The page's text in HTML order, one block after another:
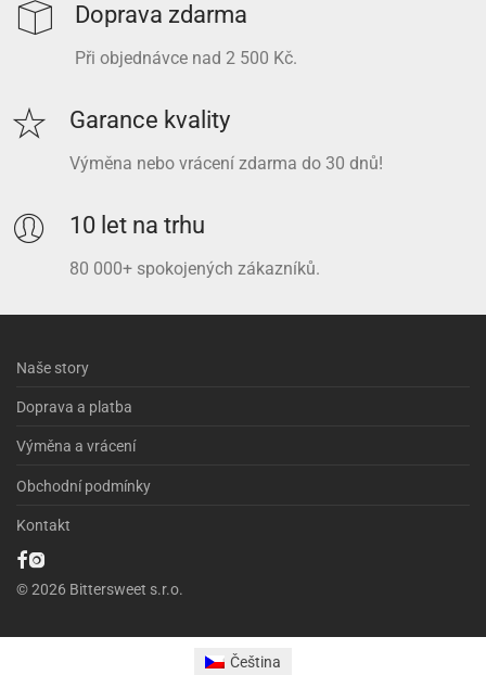
Doprava zdarma
Při objednávce nad 2 500 Kč.
Garance kvality
Výměna nebo vrácení zdarma do 30 dnů!
10 let na trhu
80 000+ spokojených zákazníků.
Naše story
Doprava a platba
Výměna a vrácení
Obchodní podmínky
Kontakt
© 2026 Bittersweet s.r.o.
Čeština